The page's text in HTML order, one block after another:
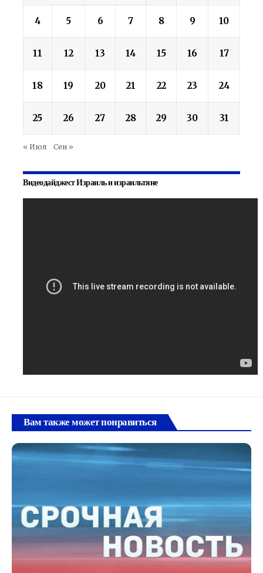
4 5 6 7 8 9 10
11 12 13 14 15 16 17
18 19 20 21 22 23 24
25 26 27 28 29 30 31
« Июл Сен »
Видеодайджест Израиль и израильтяне
Вам также может понравиться